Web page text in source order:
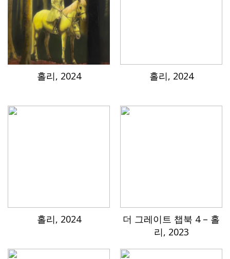
홀리, 2024 홀리, 2024
홀리, 2024
더 그레이트 챕북 4 – 홀
리, 2023